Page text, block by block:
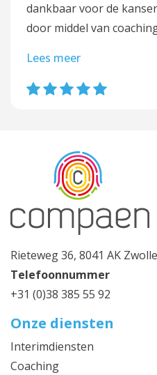
dankbaar voor de
door middel van
Lees meer
Rieteweg 36, 8041 AK Zwolle
Telefoonnummer
+31 (0)38 385 55 92
Onze diensten
Interimdiensten
Coaching